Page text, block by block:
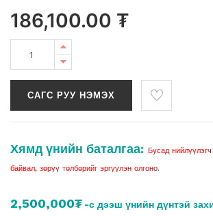
186,100.00 ₮
САГС РУУ НЭМЭХ
Хямд үнийн баталгаа:
Бусад
байвал, зөрүү төлбөрийг эргүүлэн олгоно.
2,500,000₮ -с дээш үнийн дүнтэй